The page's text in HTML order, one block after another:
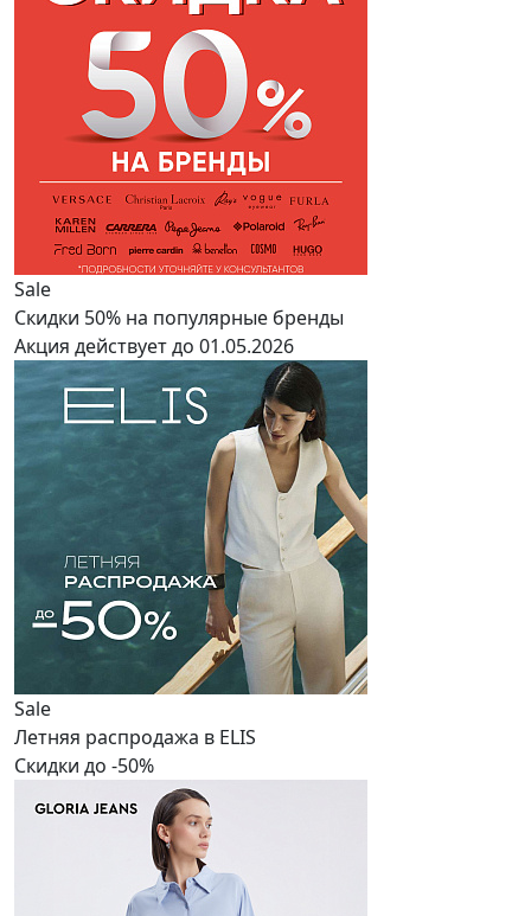
Sale
Скидки 50% на популярные бренды
Акция действует до 01.05.2026
Sale
Летняя распродажа в ELIS
Скидки до -50%